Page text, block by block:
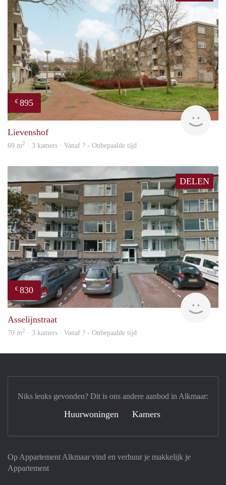
€ 895
rent
Lievenshof
69 m2 · 3 kamers · Vanaf ? - Onbepaalde tijd
DELEN
€ 830
rent
Asselijnstraat
70 m2 · 3 kamers · Vanaf ? - Onbepaalde tijd
Op Appartement Alkmaar vind en verhuur je makkelijk je
Appartement
Niks leuks gevonden? Dit is ons andere aanbod in Alkmaar:
Huurwoningen Kamers